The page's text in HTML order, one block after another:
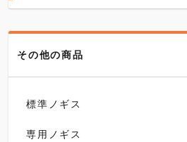
その他の商品
標準ノギス
専用ノギス